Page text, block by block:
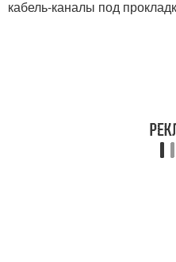
кабель-каналы под